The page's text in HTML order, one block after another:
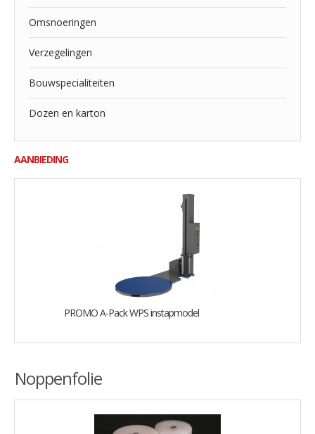
Omsnoeringen
Verzegelingen
Bouwspecialiteiten
Dozen en karton
AANBIEDING
PROMO A-Pack WPS instapmodel
Noppenfolie